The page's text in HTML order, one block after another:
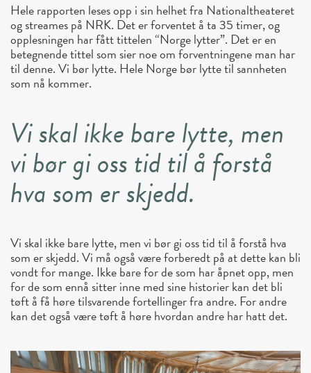
Hele rapporten leses opp i sin helhet fra Nationaltheateret
og streames på NRK. Det er forventet å ta 35 timer, og
opplesningen har fått tittelen “Norge lytter”. Det er en
betegnende tittel som sier noe om forventningene man har
til denne. Vi bør lytte. Hele Norge bør lytte til sannheten
som nå kommer.
Vi skal ikke bare lytte, men
vi bør gi oss tid til å forstå
hva som er skjedd.
Vi skal ikke bare lytte, men vi bør gi oss tid til å forstå hva
som er skjedd. Vi må også være forberedt på at dette kan bli
vondt for mange. Ikke bare for de som har åpnet opp, men
for de som ennå sitter inne med sine historier kan det bli
tøft å få høre tilsvarende fortellinger fra andre. For andre
kan det også være tøft å høre hvordan andre har hatt det.